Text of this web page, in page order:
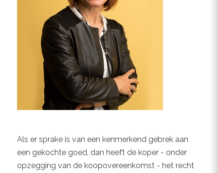
Als er sprake is van een kenmerkend gebrek aan
een gekochte goed, dan heeft de koper - onder
opzegging van de koopovereenkomst - het recht